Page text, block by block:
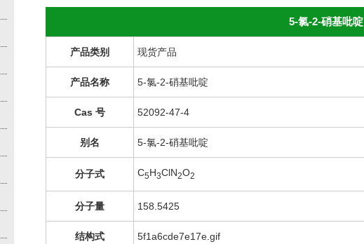
5-氯-2-硝基吡啶
产品类别 现货产品
产品名称 5-氯-2-硝基吡啶
Cas 号 52092-47-4
别名 5-氯-2-硝基吡啶
分子式 C5H3ClN2O2
分子量 158.5425
结构式 5f1a6cde7e17e.gif